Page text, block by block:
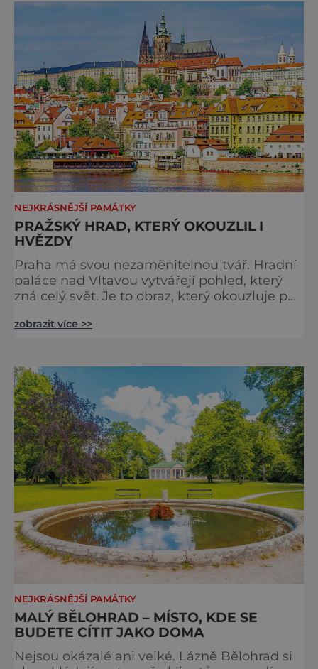
večer plný historie, hudby, tajemství i
dobrodružství pro malé i velké návštěvníky.
Málokdo ví, že dnešní kos
NEJKRÁSNĚJŠÍ PAMÁTKY
PRAŽSKÝ HRAD, KTERÝ OKOUZLIL I
HVĚZDY
Praha má svou nezaměnitelnou tvář. Hradní
paláce nad Vltavou vytvářejí pohled, který
zná celý svět. Je to obraz, který okouzluje po
jediný Čech, který by ho neznal. Pražský hrad
metropole, má ho na seznamu mí
zobrazit více >>
NEJKRÁSNĚJŠÍ PAMÁTKY
MALÝ BĚLOHRAD – MÍSTO, KDE SE
BUDETE CÍTIT JAKO DOMA
Nejsou okázalé ani velké. Lázně Bělohrad si